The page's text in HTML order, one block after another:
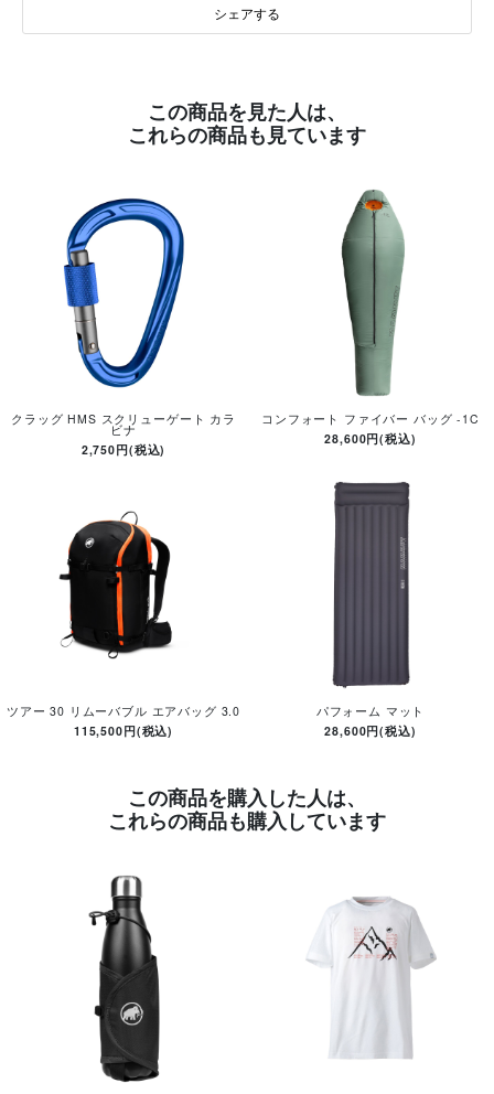
シェアする
この商品を見た人は、
これらの商品も見ています
クラッグ HMS スクリューゲート カラ
ビナ
2,750円(税込)
コンフォート ファイバー バッグ -1C
28,600円(税込)
ツアー 30 リムーバブル エアバッグ 3.0
115,500円(税込)
パフォーム マット
28,600円(税込)
この商品を購入した人は、
これらの商品も購入しています